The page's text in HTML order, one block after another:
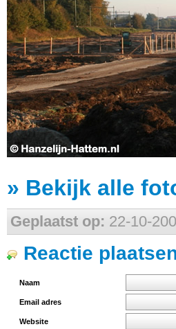
» Bekijk alle
Geplaatst op: 22-10-
Reactie
Naam
Email adres
Website